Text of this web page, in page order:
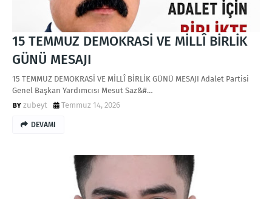
15 TEMMUZ DEMOKRASİ VE MİLLÎ BİRLİK
GÜNÜ MESAJI
15 TEMMUZ DEMOKRASİ VE MİLLÎ BİRLİK GÜNÜ MESAJI Adalet Partisi
Genel Başkan Yardımcısı Mesut Saz&#…
zubeyt
Temmuz 14, 2026
DEVAMI